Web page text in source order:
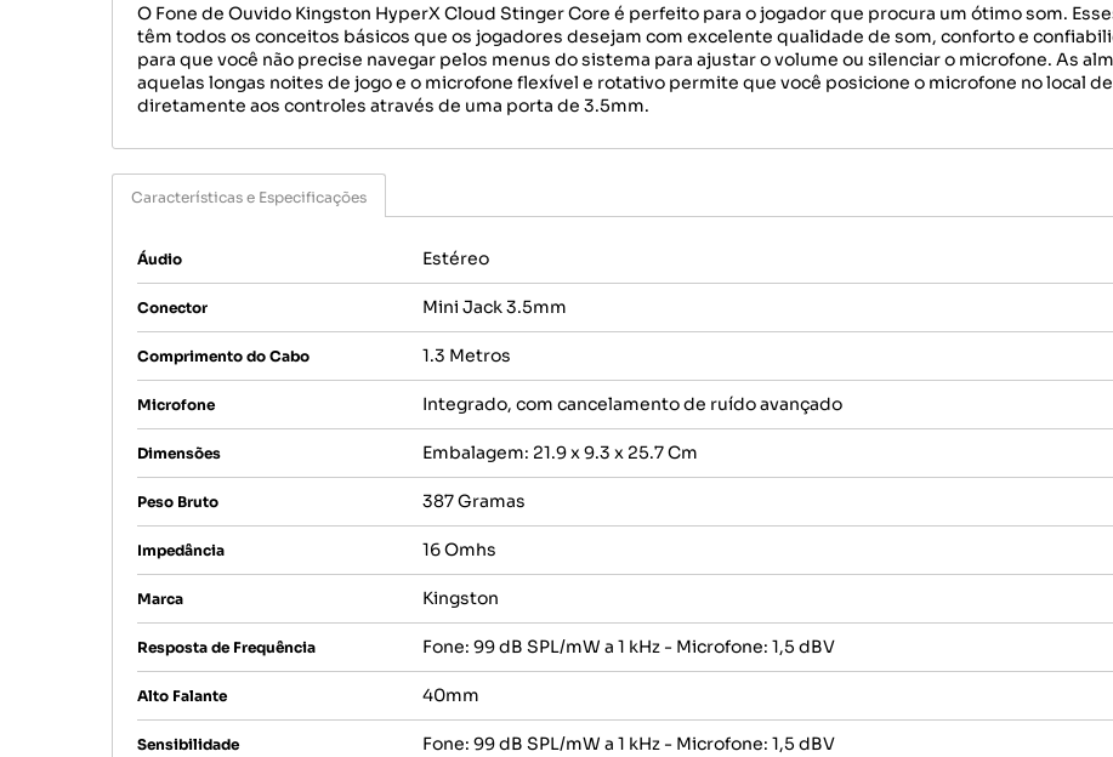
O Fone de Ouvido Kingston HyperX Cloud Stinger Core é perfeito para o jogador que procura um ótimo som.
têm todos os conceitos básicos que os jogadores desejam com excelente qualidade de som, conforto e
para que você não precise navegar pelos menus do sistema para ajustar o volume ou silenciar o microfone. As
aquelas longas noites de jogo e o microfone flexível e rotativo permite que você posicione o microfone no local
diretamente aos controles através de uma porta de 3.5mm.
Características e Especificações
Áudio Estéreo
Conector Mini Jack 3.5mm
Comprimento do Cabo 1.3 Metros
Microfone Integrado, com cancelamento de ruído avançado
Dimensões Embalagem: 21.9 x 9.3 x 25.7 Cm
Peso Bruto 387 Gramas
Impedância 16 Omhs
Marca Kingston
Resposta de Frequência Fone: 99 dB SPL/mW a 1 kHz - Microfone: 1,5 dBV
Alto Falante 40mm
Sensibilidade Fone: 99 dB SPL/mW a 1 kHz - Microfone: 1,5 dBV